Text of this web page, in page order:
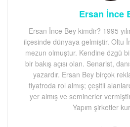
Ersan İnce
Ersan İnce Bey kimdir? 1995
ilçesinde dünyaya gelmiştir. Oltu
mezun olmuştur. Kendine özgü
bir bakış açısı olan. Senarist,
yazardır. Ersan Bey birçok
tiyatroda rol almış; çeşitli
yer almış ve seminerler
Yapım şirketler